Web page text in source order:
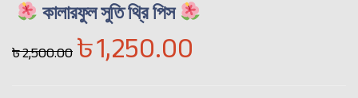
কালারফুল সুতি থ্রি পিস
৳2,500.00৳1,250.00